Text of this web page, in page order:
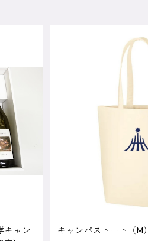
キャン
キャンパストート（M）